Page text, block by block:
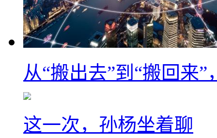
从“搬出去”到“搬回来
这一次，孙杨坐着聊